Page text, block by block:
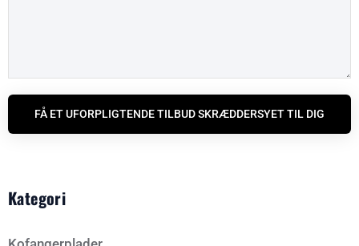
FÅ ET UFORPLIGTENDE TILBUD SKRÆDDERSYET TIL DIG
Kategori